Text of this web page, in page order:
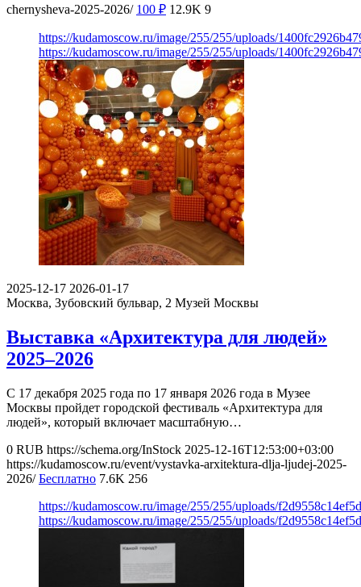
chernysheva-2025-2026/ 100 ₽ 12.9K 9
https://kudamoscow.ru/image/255/255/uploads/
https://kudamoscow.ru/image/255/255/uploads/
2025-12-17 2026-01-17
Москва, Зубовский бульвар, 2 Музей Москвы
Выставка «Архитектура для людей»
2025–2026
С 17 декабря 2025 года по 17 января 2026 года в Музее
Москвы пройдет городской фестиваль «Архитектура для
людей», который включает масштабную…
0 RUB https://schema.org/InStock 2025-12-16T12:53:00+03:00
https://kudamoscow.ru/event/vystavka-arxitektura-dlja-ljudej-2025-
2026/ Бесплатно 7.6K 256
https://kudamoscow.ru/image/255/255/uploads/
https://kudamoscow.ru/image/255/255/uploads/